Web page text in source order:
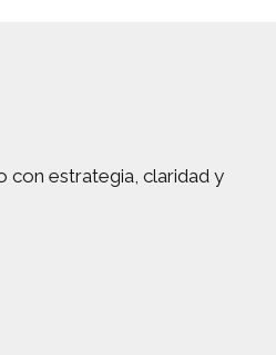
con estrategia, claridad y